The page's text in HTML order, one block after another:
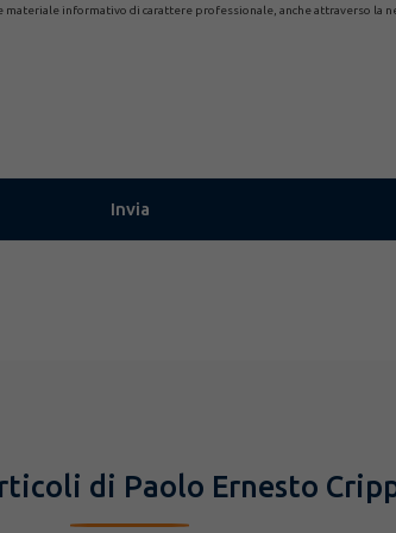
informativo di carattere professionale, anche attraverso la
di Paolo Ernesto